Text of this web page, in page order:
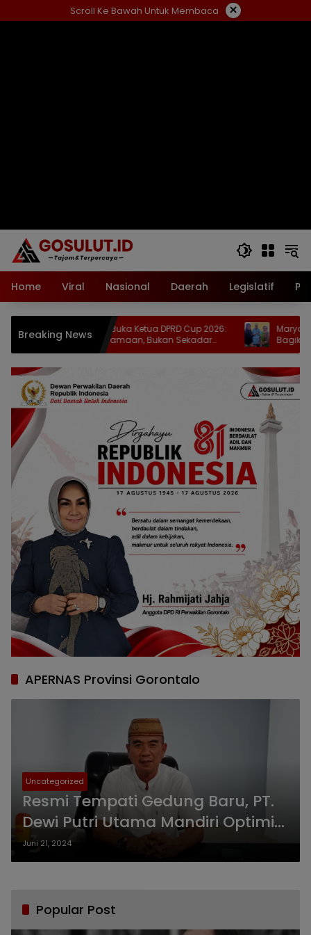
ke
Scroll Ke Bawah Untuk Membaca ×
Home Viral Nasional Daerah Legislatif
Breaking News
Zulfikar Usira Buka Ketua DPRD Cup 2026:
Ajang Kebersamaan, Bukan Sekadar
Cari Juara
Maryam Sofyan
Bagikan
Stunting di
APERNAS Provinsi Gorontalo
Uncategorized
Resmi Tempati Gedung Baru, PT.
Dewi Putri Utama Mandiri Optimis
Makin Berkembang
Juni 21, 2024
Popular Post